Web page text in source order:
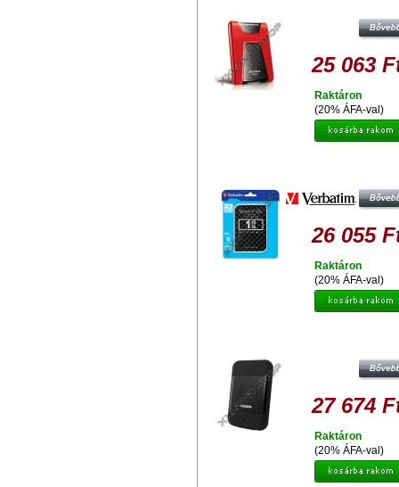
25 063
(20% ÁFA-val)
Raktáron
26 055
(20% ÁFA-val)
Raktáron
27 674
(20% ÁFA-val)
Raktáron